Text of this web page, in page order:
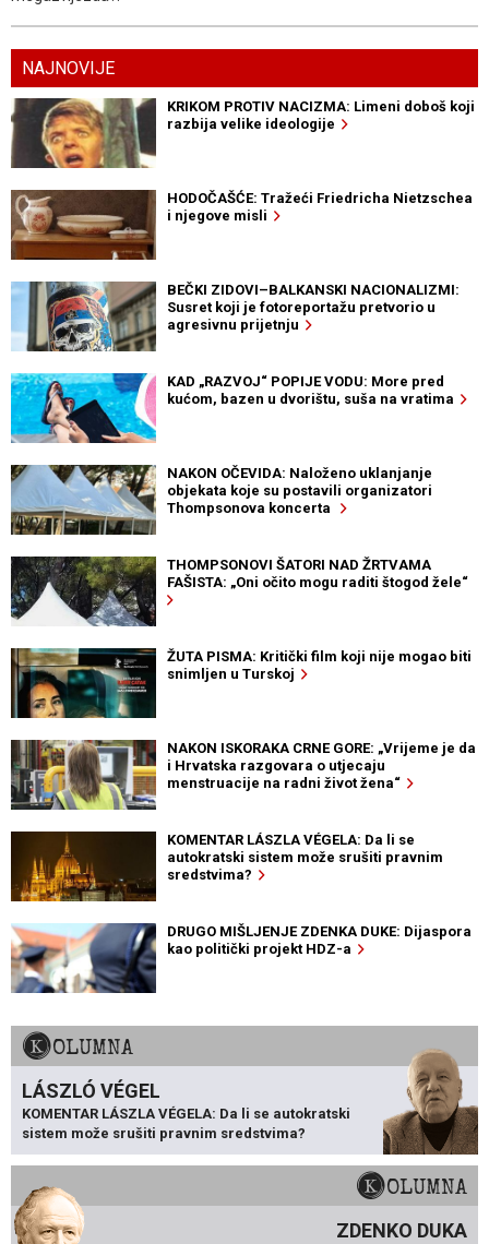
NAJNOVIJE
KRIKOM PROTIV NACIZMA: Limeni doboš koji
razbija velike ideologije
HODOČAŠĆE: Tražeći Friedricha Nietzschea
i njegove misli
BEČKI ZIDOVI–BALKANSKI NACIONALIZMI:
Susret koji je fotoreportažu pretvorio u
agresivnu prijetnju
KAD „RAZVOJ“ POPIJE VODU: More pred
kućom, bazen u dvorištu, suša na vratima
NAKON OČEVIDA: Naloženo uklanjanje
objekata koje su postavili organizatori
Thompsonova koncerta
THOMPSONOVI ŠATORI NAD ŽRTVAMA
FAŠISTA: „Oni očito mogu raditi štogod žele“
ŽUTA PISMA: Kritički film koji nije mogao biti
snimljen u Turskoj
NAKON ISKORAKA CRNE GORE: „Vrijeme je da
i Hrvatska razgovara o utjecaju
menstruacije na radni život žena“
KOMENTAR LÁSZLA VÉGELA: Da li se
autokratski sistem može srušiti pravnim
sredstvima?
DRUGO MIŠLJENJE ZDENKA DUKE: Dijaspora
kao politički projekt HDZ-a
KOLUMNA
LÁSZLÓ VÉGEL
KOMENTAR LÁSZLA VÉGELA: Da li se autokratski
sistem može srušiti pravnim sredstvima?
KOLUMNA
ZDENKO DUKA